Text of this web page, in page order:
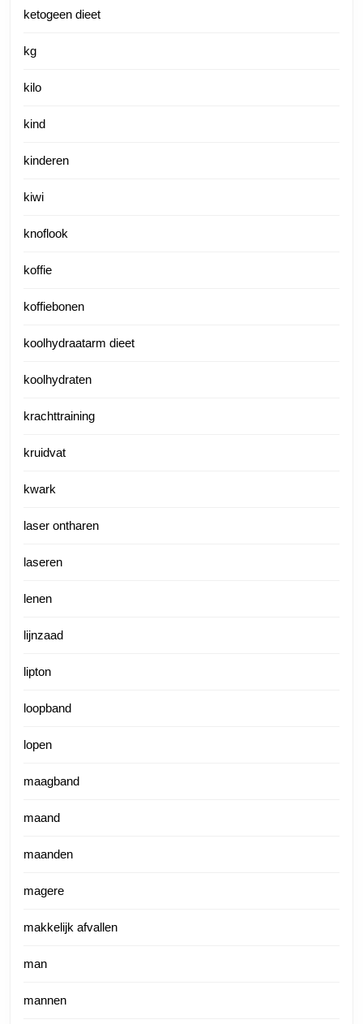
ketogeen dieet
kg
kilo
kind
kinderen
kiwi
knoflook
koffie
koffiebonen
koolhydraatarm dieet
koolhydraten
krachttraining
kruidvat
kwark
laser ontharen
laseren
lenen
lijnzaad
lipton
loopband
lopen
maagband
maand
maanden
magere
makkelijk afvallen
man
mannen